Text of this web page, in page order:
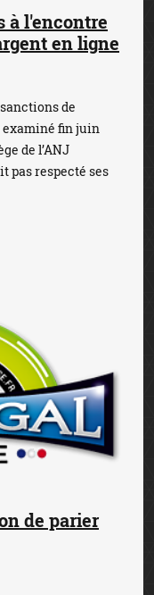
à l'encontre
en ligne
de
examiné fin juin
de l’ANJ
pas respecté ses
de parier